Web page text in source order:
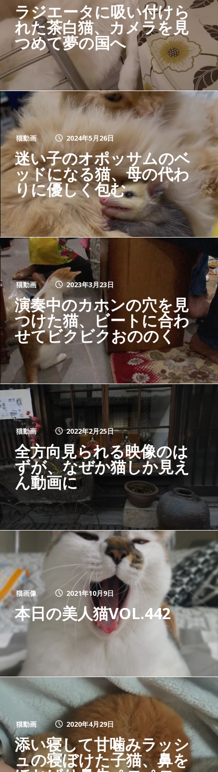
ラジエータに吸い付けら
れた茶白猫、カメラを見
つめて夢の国へ
猫動画 2024年5月26日
迷い子のオポッサムのベ
ッドになる猫、母の代わ
りに優しく包む
猫動画 2023年3月23日
演奏中のカホンの穴を見
つけた猫、ビートに合わ
せてビクビクおののく
猫動画 2022年2月25日
全方向見られる映像のは
ずが、なぜか猫しか見え
ん動画に
猫画像 2021年10月9日
本日の美人猫VOL.442
猫動画 2020年4月29日
添い寝して甘噛みラッシ
ュの寝ぼけた子猫、鼻を